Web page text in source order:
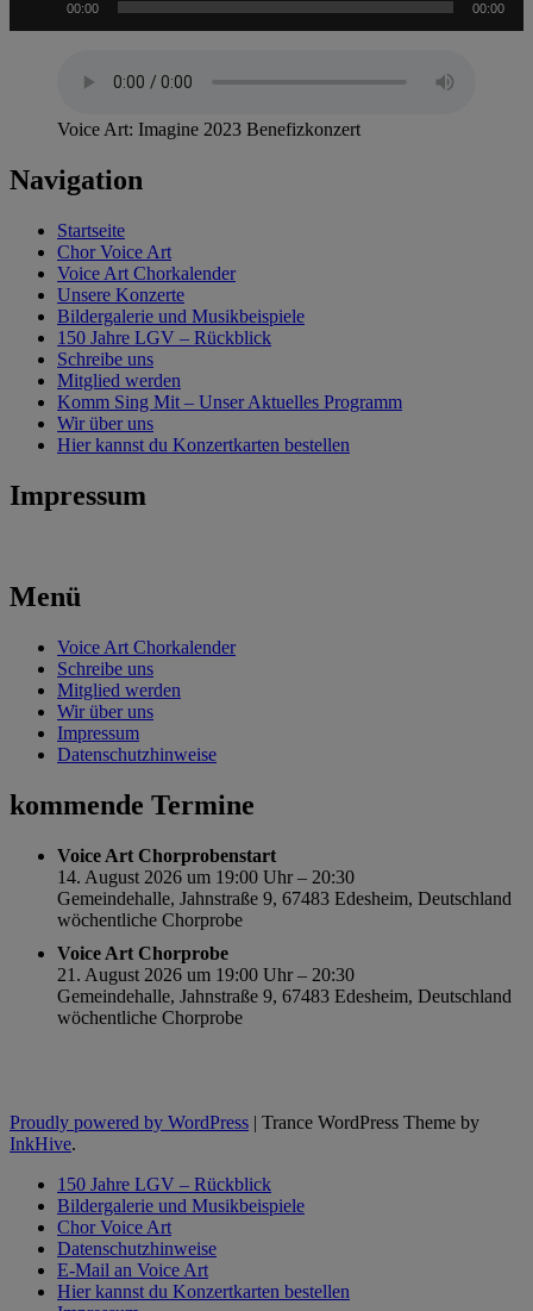
00:00 00:00
Voice Art: Imagine 2023 Benefizkonzert
Navigation
Startseite
Chor Voice Art
Voice Art Chorkalender
Unsere Konzerte
Bildergalerie und Musikbeispiele
150 Jahre LGV – Rückblick
Schreibe uns
Mitglied werden
Komm Sing Mit – Unser Aktuelles Programm
Wir über uns
Hier kannst du Konzertkarten bestellen
Impressum
Menü
Voice Art Chorkalender
Schreibe uns
Mitglied werden
Wir über uns
Impressum
Datenschutzhinweise
kommende Termine
Voice Art Chorprobenstart
14. August 2026 um 19:00 Uhr – 20:30
Gemeindehalle, Jahnstraße 9, 67483 Edesheim, Deutschland
wöchentliche Chorprobe
Voice Art Chorprobe
21. August 2026 um 19:00 Uhr – 20:30
Gemeindehalle, Jahnstraße 9, 67483 Edesheim, Deutschland
wöchentliche Chorprobe
Proudly powered by WordPress | Trance WordPress Theme by
InkHive.
150 Jahre LGV – Rückblick
Bildergalerie und Musikbeispiele
Chor Voice Art
Datenschutzhinweise
E-Mail an Voice Art
Hier kannst du Konzertkarten bestellen